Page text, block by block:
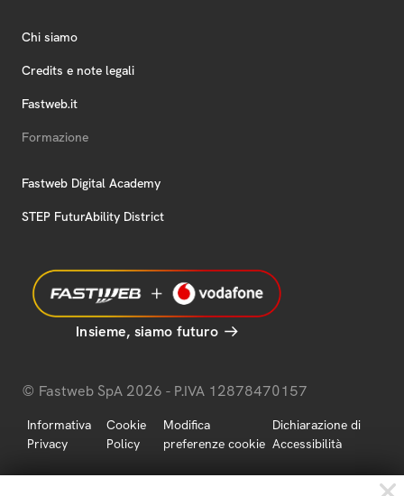
Chi siamo
Credits e note legali
Fastweb.it
Formazione
Fastweb Digital Academy
STEP FuturAbility District
Insieme, siamo futuro
© Fastweb SpA 2026 - P.IVA 12878470157
Informativa
Privacy
Cookie
Policy
Modifica
preferenze cookie
Dichiarazione di
Accessibilità